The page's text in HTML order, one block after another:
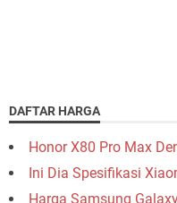
DAFTAR HARGA
Honor X80 Pro Max
Ini Dia Spesifikasi
Harga Samsung